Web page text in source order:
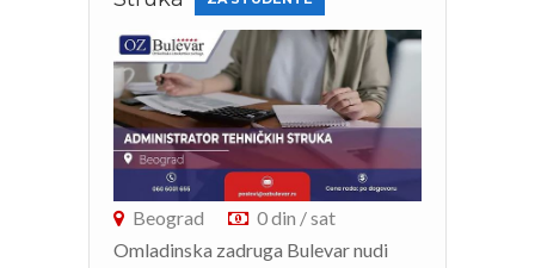
Beograd
0 din / sat
Omladinska zadruga Bulevar nudi